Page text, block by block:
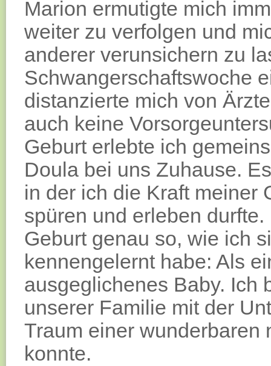
Marion ermutigte mich
weiter zu verfolgen und
anderer verunsichern zu
Schwangerschaftswoche
distanzierte mich von
auch keine
Geburt erlebte ich
Doula bei uns Zuhause.
in der ich die Kraft meiner
spüren und erleben
Geburt genau so, wie ich
kennengelernt habe: Als
ausgeglichenes Baby. Ich
unserer Familie mit der
Traum einer wunderbaren
konnte.